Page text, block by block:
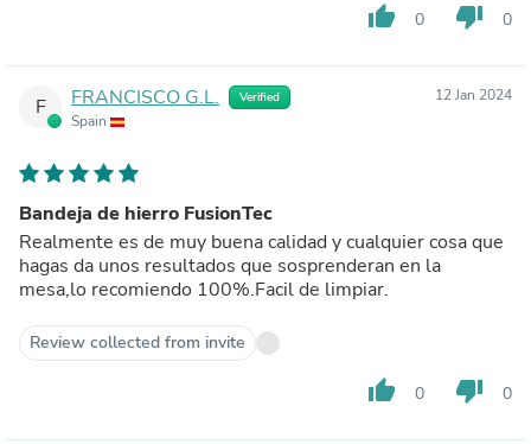
thumb_up 0 thumb_down 0
F FRANCISCO G.L. Verified
Spain
12 Jan 2024
Bandeja de hierro FusionTec
Realmente es de muy buena calidad y cualquier cosa que
hagas da unos resultados que sosprenderan en la
mesa,lo recomiendo 100%.Facil de limpiar.
Review collected from invite
thumb_up 0 thumb_down 0